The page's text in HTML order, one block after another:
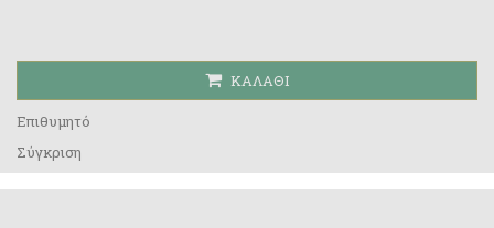
ΚΑΛΆΘΙ
Επιθυμητό
Σύγκριση